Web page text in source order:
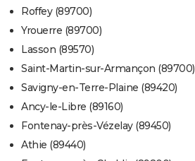
Roffey (89700)
Yrouerre (89700)
Lasson (89570)
Saint-Martin-sur-Armançon (89700)
Savigny-en-Terre-Plaine (89420)
Ancy-le-Libre (89160)
Fontenay-près-Vézelay (89450)
Athie (89440)